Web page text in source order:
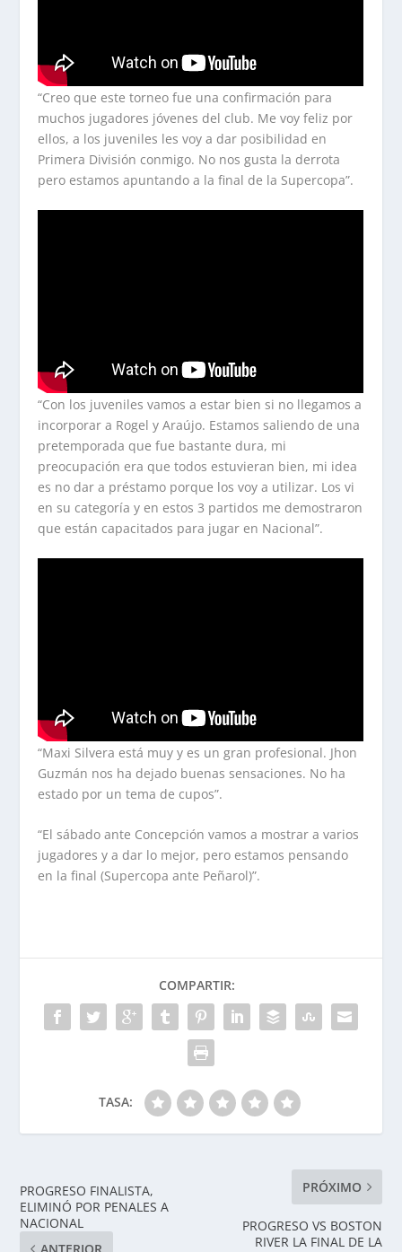
“Creo que este torneo fue una confirmación para
muchos jugadores jóvenes del club. Me voy feliz por
ellos, a los juveniles les voy a dar posibilidad en
Primera División conmigo. No nos gusta la derrota
pero estamos apuntando a la final de la Supercopa”.
“Con los juveniles vamos a estar bien si no llegamos a
incorporar a Rogel y Araújo. Estamos saliendo de una
pretemporada que fue bastante dura, mi
preocupación era que todos estuvieran bien, mi idea
es no dar a préstamo porque los voy a utilizar. Los vi
en su categoría y en estos 3 partidos me demostraron
que están capacitados para jugar en Nacional”.
“Maxi Silvera está muy y es un gran profesional. Jhon
Guzmán nos ha dejado buenas sensaciones. No ha
estado por un tema de cupos”.
“El sábado ante Concepción vamos a mostrar a varios
jugadores y a dar lo mejor, pero estamos pensando
en la final (Supercopa ante Peñarol)”.
COMPARTIR:
TASA:
PROGRESO FINALISTA,
ELIMINÓ POR PENALES A
NACIONAL
PRÓXIMO
PROGRESO VS BOSTON
RIVER LA FINAL DE LA